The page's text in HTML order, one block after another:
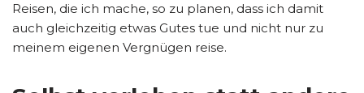
Reisen, die ich mache, so zu planen, dass ich damit
auch gleichzeitig etwas Gutes tue und nicht nur zu
meinem eigenen Vergnügen reise.